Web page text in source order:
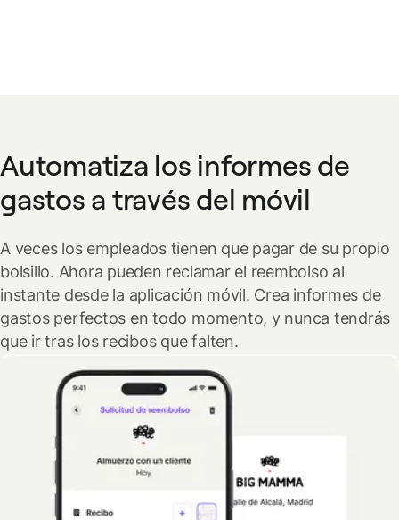
Automatiza los informes de
gastos a través del móvil
A veces los empleados tienen que pagar de su propio
bolsillo. Ahora pueden reclamar el reembolso al
instante desde la aplicación móvil. Crea informes de
gastos perfectos en todo momento, y nunca tendrás
que ir tras los recibos que falten.